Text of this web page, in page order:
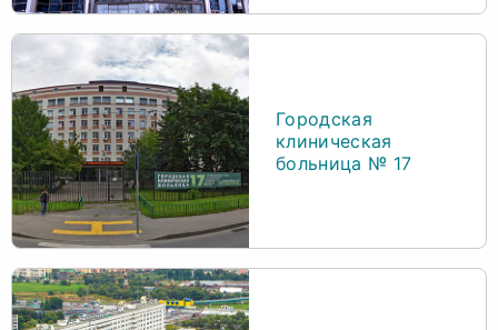
Городская
клиническая
больница № 17